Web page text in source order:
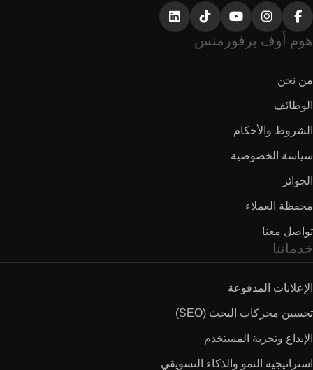
هوم أوف برفورمنس
من نحن
الوظائف
الشروط والأحكام
سياسة الخصوصية
الجوائز
محفظة العملاء
تواصل معنا
خدماتنا
الإعلانات المدفوعة
تحسين محركات البحث (SEO)
الإبداع وتجربة المستخدم
استراتيجية النمو والذكاء التسويقي